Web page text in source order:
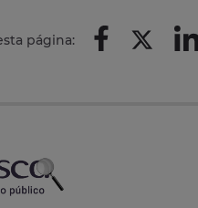
página: